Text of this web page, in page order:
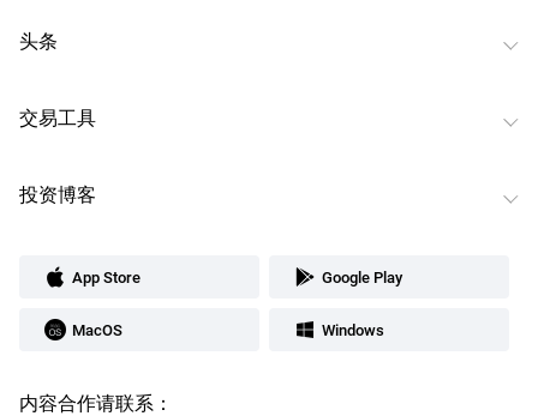
头条
交易工具
投资博客
App Store Google Play
MacOS Windows
内容合作请联系：